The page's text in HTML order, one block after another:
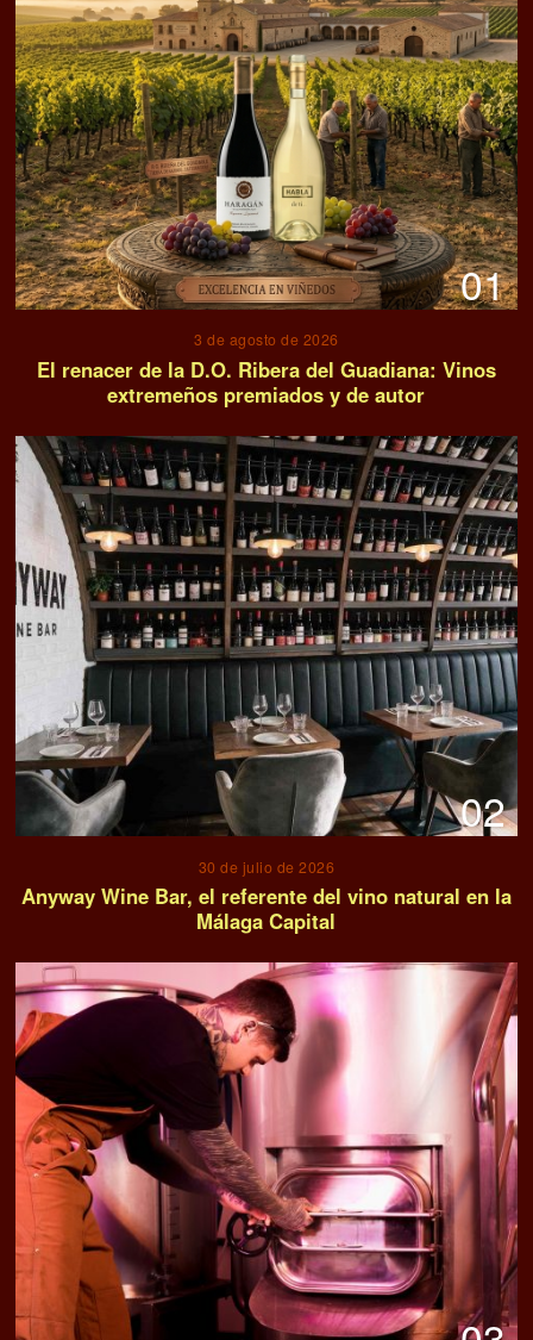
01
3 de agosto de 2026
El renacer de la D.O. Ribera del Guadiana: Vinos
extremeños premiados y de autor
02
30 de julio de 2026
Anyway Wine Bar, el referente del vino natural en la
Málaga Capital